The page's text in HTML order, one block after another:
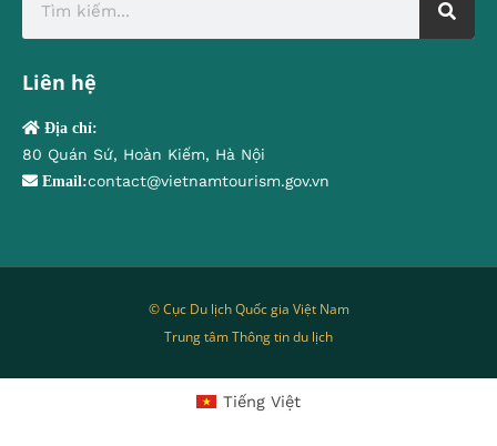
Liên hệ
Địa chỉ:
80 Quán Sứ, Hoàn Kiếm, Hà Nội
Email:contact@vietnamtourism.gov.vn
© Cục Du lịch Quốc gia Việt Nam
Trung tâm Thông tin du lịch
Tiếng Việt